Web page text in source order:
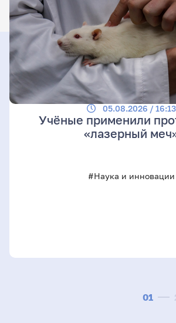
01
05.08.2026 / 16:13
Учёные применили
«лазерный
#Наука и инновации